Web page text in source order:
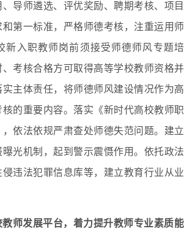
导师遴选、评优奖励、聘期考核、项目
第一标准，严格师德考核，注重运用师
新入职教师岗前须接受师德师风专题培
考核合格方可取得高等学校教师资格并
实主体责任，将师德师风建设情况作为高
的重要内容。落实《新时代高校教师职
依法依规严肃查处师德失范问题。建立
光机制，起到警示震慑作用。依托政法
违法犯罪信息库等，建立教育行业从业
师发展平台，着力提升教师专业素质能